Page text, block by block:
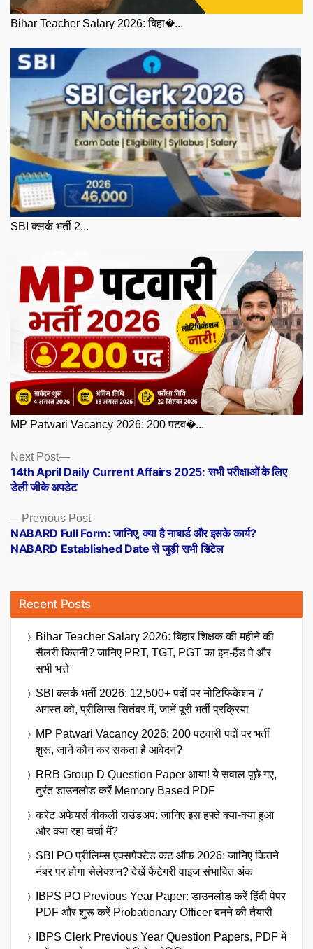
Bihar Teacher Salary 2026: बिहा�...
SBI क्लर्क भर्ती 2...
MP Patwari Vacancy 2026: 200 पटव�...
Posts
navigation
Previous PostPrevious
post:
NABARD Full Form: जानिए, क्या है नाबार्ड और इसके कार्य?
NABARD Established Date से जुड़ी सभी डिटेल
Next Post
Next
post:
14th April Daily Current Affairs 2025: सभी परीक्षाओं के लिए
डेली जीके अपडेट
Recent Posts
Bihar Teacher Salary 2026: बिहार शिक्षक की महीने की
सैलरी कितनी? जानिए PRT, TGT, PGT का इन-हैंड पे और
सभी भत्ते
SBI क्लर्क भर्ती 2026: 12,500+ पदों पर नोटिफिकेशन 7
अगस्त को, प्रीलिम्स सितंबर में, जानें पूरी भर्ती प्रक्रिया
MP Patwari Vacancy 2026: 200 पटवारी पदों पर भर्ती
शुरू, जानें कौन कर सकता है आवेदन?
RRB Group D Question Paper आया! ये सवाल पूछे गए,
तुरंत डाउनलोड करें Memory Based PDF
करेंट अफेयर्स वीकली राउंडअप: जानिए इस हफ्ते क्या-क्या हुआ
और क्या रहा चर्चा में?
SBI PO प्रीलिम्स एक्सपेक्टेड कट ऑफ 2026: जानिए कितने
नंबर पर होगा सेलेक्शन? देखें कैटेगरी वाइज संभावित अंक
IBPS PO Previous Year Paper: डाउनलोड करें हिंदी पेपर
PDF और शुरू करें Probationary Officer बनने की तैयारी
IBPS Clerk Previous Year Question Papers, PDF में